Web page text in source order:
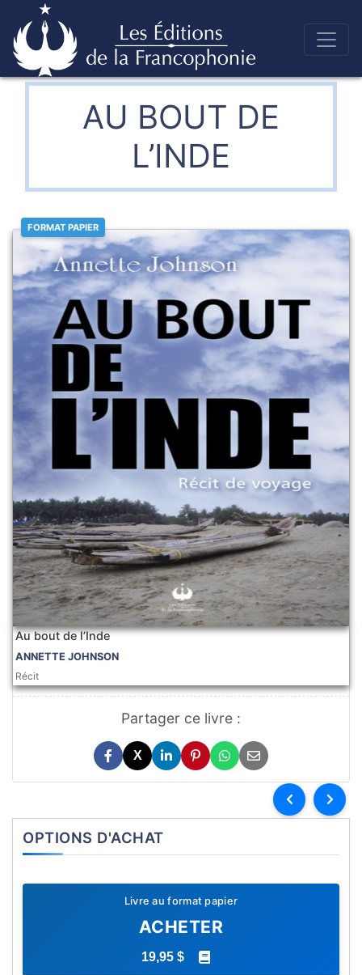
Skip
to Éditions de la francophonie
AU BOUT DE
L’INDE
FORMAT PAPIER
Au bout de l’Inde
ANNETTE JOHNSON
Récit
Partager ce livre :
X
OPTIONS D'ACHAT
Livre au format papier
ACHETER
19,95 $